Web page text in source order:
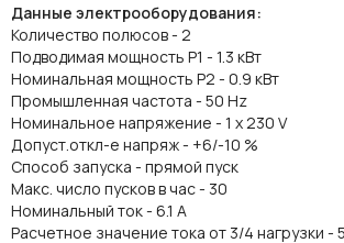
Данные электрооборудования:
Количество полюсов - 2
Подводимая мощность P1 - 1.3 кВт
Номинальная мощность P2 - 0.9 кВт
Промышленная частота - 50 Hz
Номинальное напряжение - 1 x 230 V
Допуст.откл-е напряж - +6/-10 %
Способ запуска - прямой пуск
Макс. число пусков в час - 30
Номинальный ток - 6.1 A
Расчетное значение тока от 3/4 нагрузки -